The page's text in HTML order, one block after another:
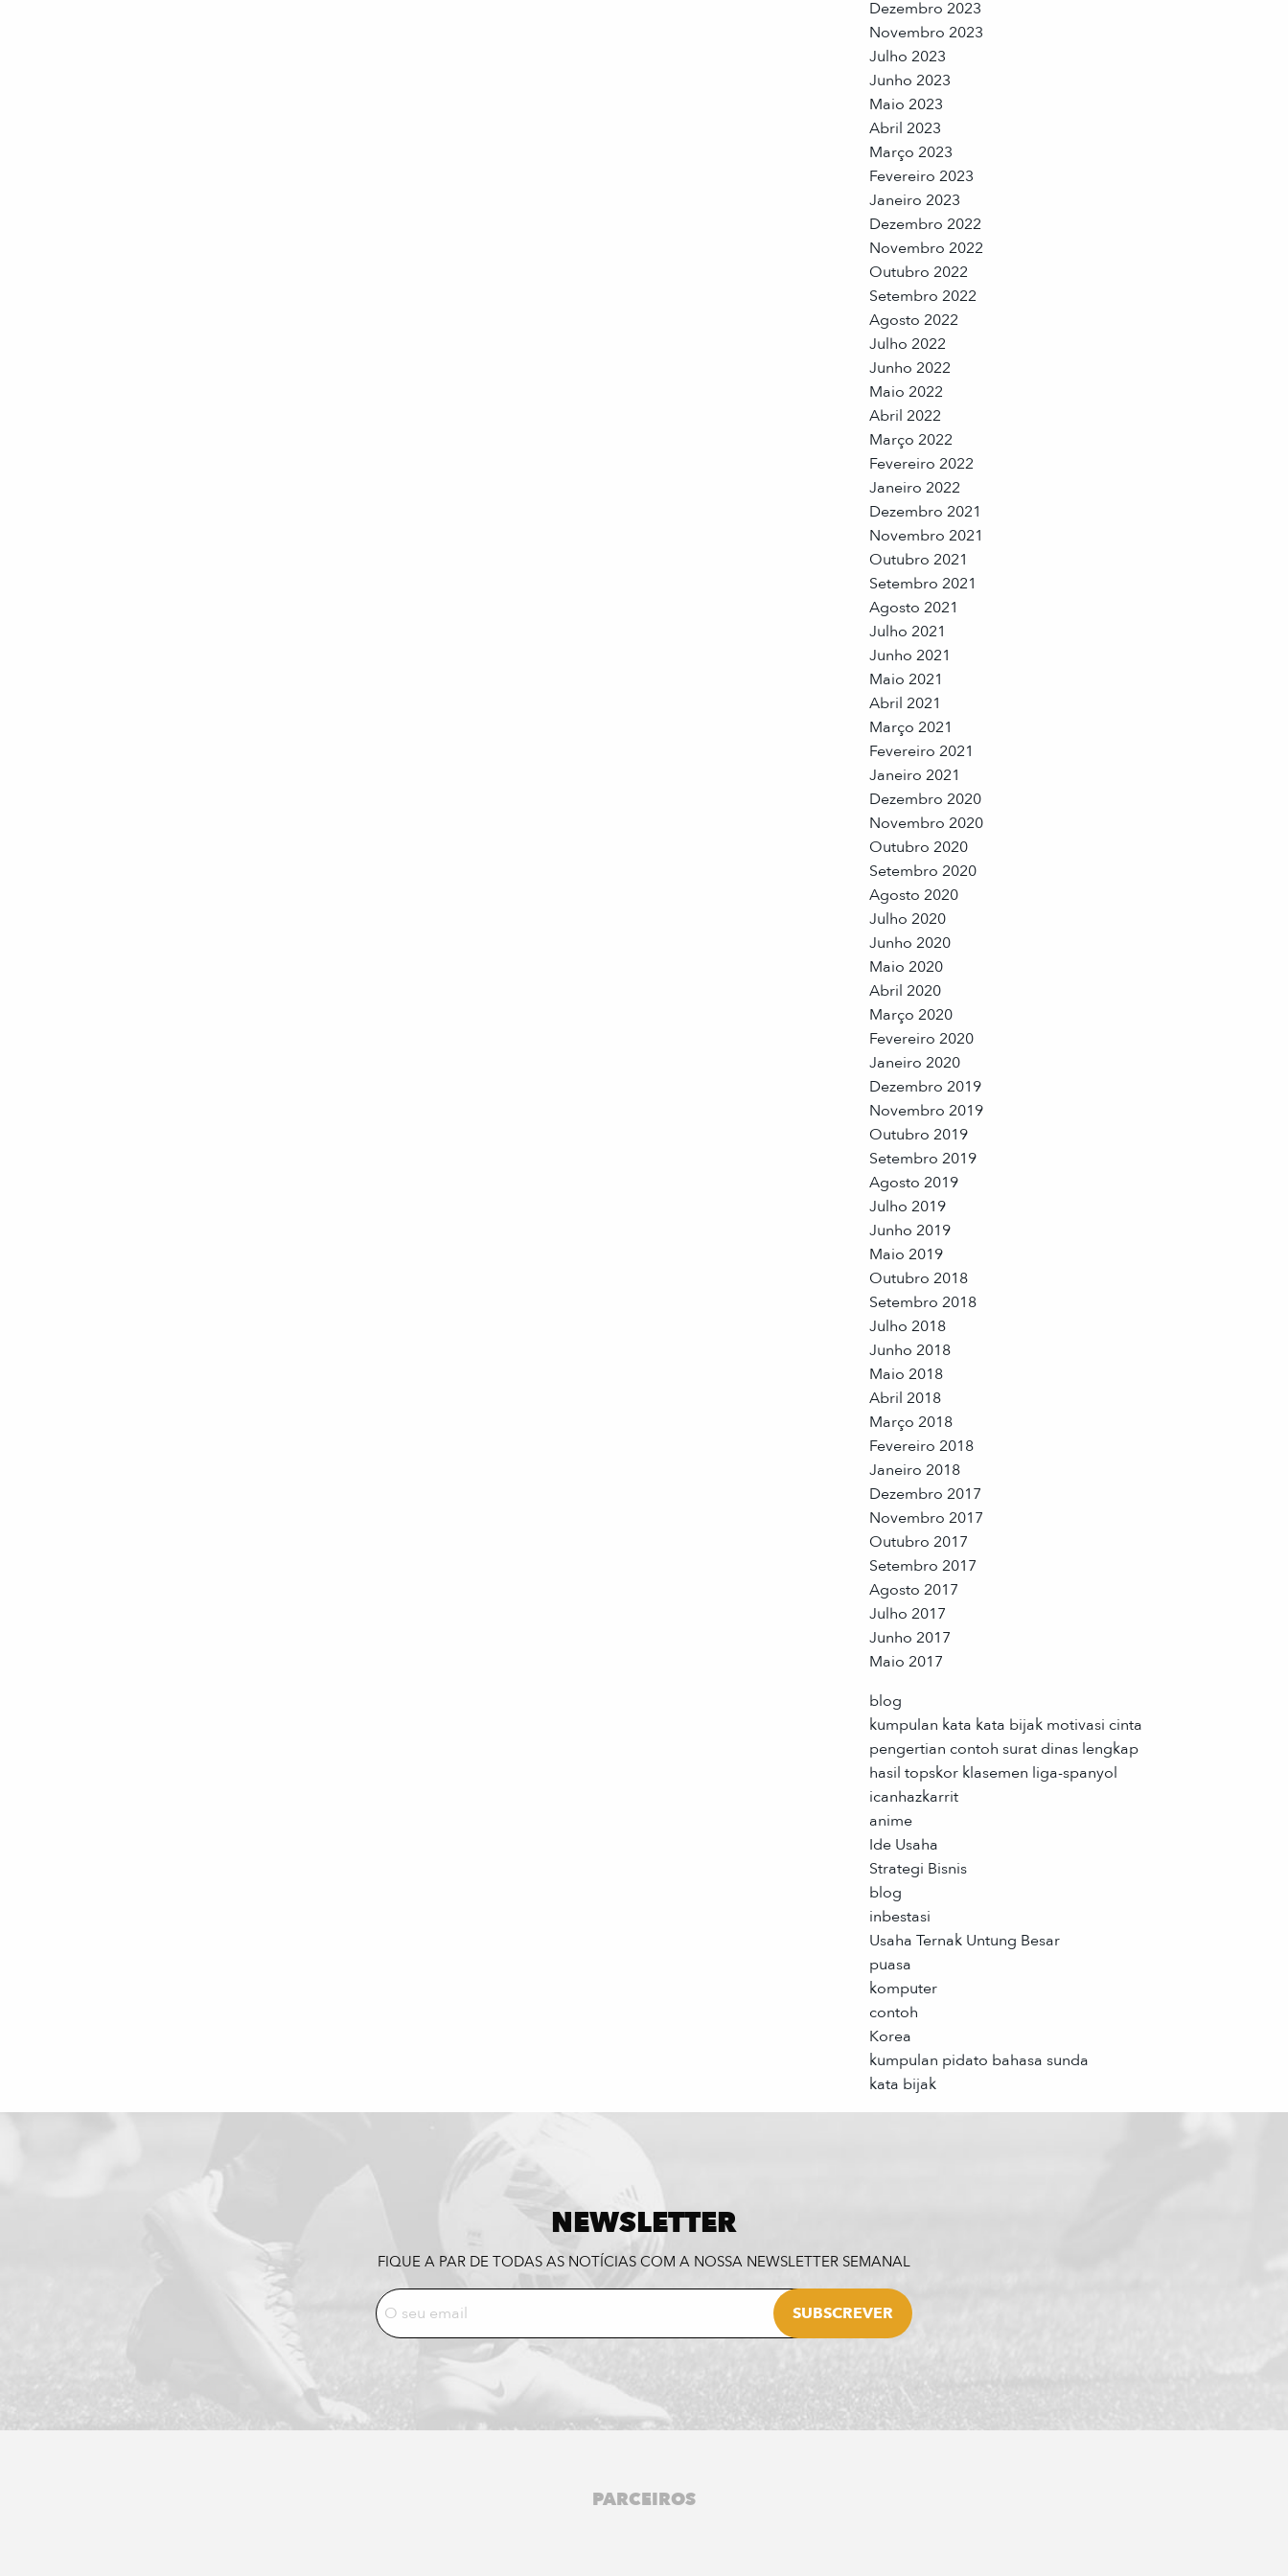
Dezembro 2023
Novembro 2023
Julho 2023
Junho 2023
Maio 2023
Abril 2023
Março 2023
Fevereiro 2023
Janeiro 2023
Dezembro 2022
Novembro 2022
Outubro 2022
Setembro 2022
Agosto 2022
Julho 2022
Junho 2022
Maio 2022
Abril 2022
Março 2022
Fevereiro 2022
Janeiro 2022
Dezembro 2021
Novembro 2021
Outubro 2021
Setembro 2021
Agosto 2021
Julho 2021
Junho 2021
Maio 2021
Abril 2021
Março 2021
Fevereiro 2021
Janeiro 2021
Dezembro 2020
Novembro 2020
Outubro 2020
Setembro 2020
Agosto 2020
Julho 2020
Junho 2020
Maio 2020
Abril 2020
Março 2020
Fevereiro 2020
Janeiro 2020
Dezembro 2019
Novembro 2019
Outubro 2019
Setembro 2019
Agosto 2019
Julho 2019
Junho 2019
Maio 2019
Outubro 2018
Setembro 2018
Julho 2018
Junho 2018
Maio 2018
Abril 2018
Março 2018
Fevereiro 2018
Janeiro 2018
Dezembro 2017
Novembro 2017
Outubro 2017
Setembro 2017
Agosto 2017
Julho 2017
Junho 2017
Maio 2017
blog
kumpulan kata kata bijak motivasi cinta
pengertian contoh surat dinas lengkap
hasil topskor klasemen liga-spanyol
icanhazkarrit
anime
Ide Usaha
Strategi Bisnis
blog
inbestasi
Usaha Ternak Untung Besar
puasa
komputer
contoh
Korea
kumpulan pidato bahasa sunda
kata bijak
NEWSLETTER
FIQUE A PAR DE TODAS AS NOTÍCIAS COM A NOSSA NEWSLETTER SEMANAL
PARCEIROS